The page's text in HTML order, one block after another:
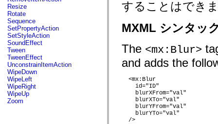
flash.geom
flash.globalization
flash.html
flash.media
flash.net
flash.net.dns
flash.net.drm
flash.notifications
flash.permissions
flash.printing
flash.profiler
flash.sampler
flash.security
flash.sensors
flash.system
Resize
Rotate
Sequence
SetPropertyAction
SetStyleAction
SoundEffect
Tween
TweenEffect
UnconstrainItemAction
WipeDown
WipeLeft
WipeRight
WipeUp
Zoom
することはでき
MXML シンタッ
The <mx:Blur>
and adds the
  <mx:Blur
    id="ID"
    blurXFrom="val"
    blurXTo="val"
    blurYFrom="val"
    blurYTo="val"
  />